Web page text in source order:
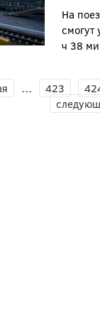
На
смогут
ч 38
… 423